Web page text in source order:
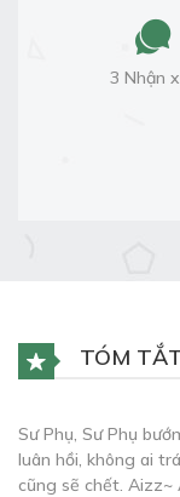
3 Nhận
TÓM
Sư Phụ, Sư Phụ
luân hồi, không ai
cũng sẽ chết. Aizz~